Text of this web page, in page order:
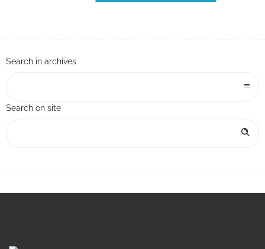
Search in archives
Search on site